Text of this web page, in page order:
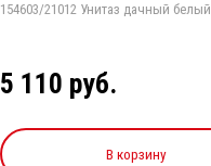
154603/21012 Унитаз дачный белый
5 110 руб.
В корзину